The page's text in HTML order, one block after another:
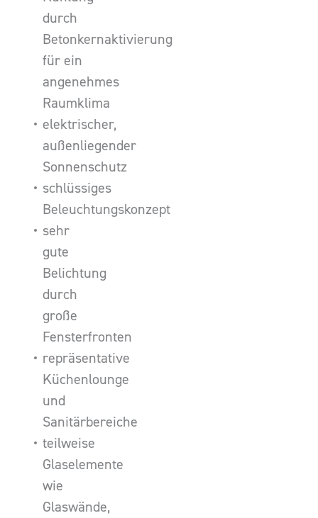
durch
Betonkernaktivierung
für ein
angenehmes
Raumklima
elektrischer,
außenliegender
Sonnenschutz
schlüssiges
Beleuchtungskonzept
sehr
gute
Belichtung
durch
große
Fensterfronten
repräsentative
Küchenlounge
und
Sanitärbereiche
teilweise
Glaselemente
wie
Glaswände,